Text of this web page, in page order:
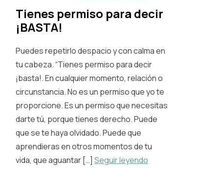
Tienes permiso para decir
¡BASTA!
Puedes repetirlo despacio y con calma en
tu cabeza. “Tienes permiso para decir
¡basta!. En cualquier momento, relación o
circunstancia. No es un permiso que yo te
proporcione. Es un permiso que necesitas
darte tú, porque tienes derecho. Puede
que se te haya olvidado. Puede que
aprendieras en otros momentos de tu
vida, que aguantar […] Seguir leyendo